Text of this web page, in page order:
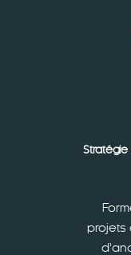
Stratégie
projets